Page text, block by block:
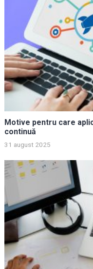
Motive pentru care
continuă
31 august 2025